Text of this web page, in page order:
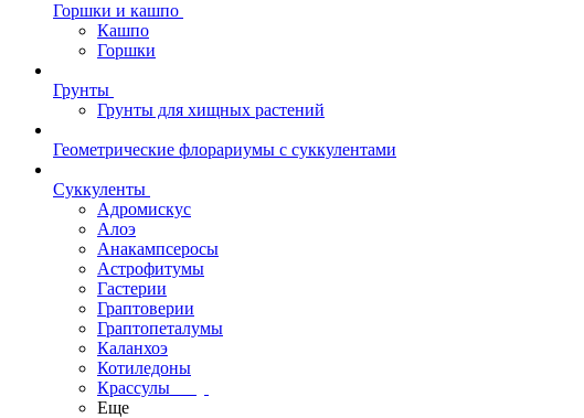
Горшки и кашпо
Кашпо
Горшки
Грунты
Грунты для хищных растений
Геометрические флорариумы с суккулентами
Суккуленты
Адромискус
Алоэ
Анакампсеросы
Астрофитумы
Гастерии
Граптоверии
Граптопеталумы
Каланхоэ
Котиледоны
Крассулы
Еще